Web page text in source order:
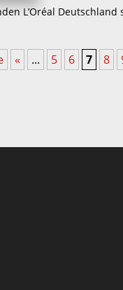
L’Oréal
« ... 5 6 7 8